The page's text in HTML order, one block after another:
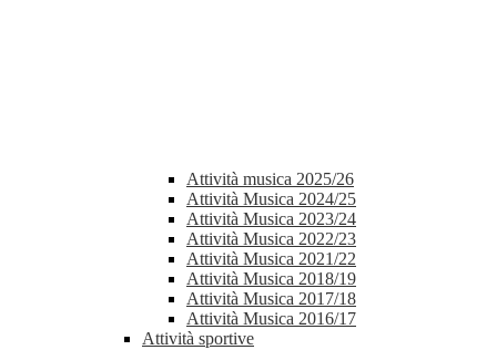
Attività musica 2025/26
Attività Musica 2024/25
Attività Musica 2023/24
Attività Musica 2022/23
Attività Musica 2021/22
Attività Musica 2018/19
Attività Musica 2017/18
Attività Musica 2016/17
Attività sportive